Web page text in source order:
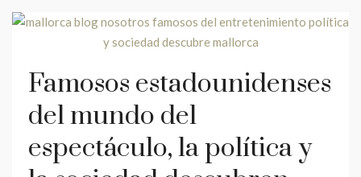
Famosos estadounidenses
del mundo del
espectáculo, la política y